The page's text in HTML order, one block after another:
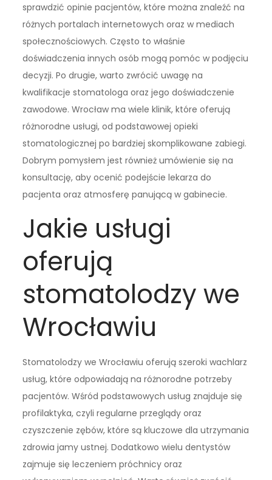
sprawdzić opinie pacjentów, które można znaleźć na
różnych portalach internetowych oraz w mediach
społecznościowych. Często to właśnie
doświadczenia innych osób mogą pomóc w podjęciu
decyzji. Po drugie, warto zwrócić uwagę na
kwalifikacje stomatologa oraz jego doświadczenie
zawodowe. Wrocław ma wiele klinik, które oferują
różnorodne usługi, od podstawowej opieki
stomatologicznej po bardziej skomplikowane zabiegi.
Dobrym pomysłem jest również umówienie się na
konsultację, aby ocenić podejście lekarza do
pacjenta oraz atmosferę panującą w gabinecie.
Jakie usługi
oferują
stomatolodzy we
Wrocławiu
Stomatolodzy we Wrocławiu oferują szeroki wachlarz
usług, które odpowiadają na różnorodne potrzeby
pacjentów. Wśród podstawowych usług znajduje się
profilaktyka, czyli regularne przeglądy oraz
czyszczenie zębów, które są kluczowe dla utrzymania
zdrowia jamy ustnej. Dodatkowo wielu dentystów
zajmuje się leczeniem próchnicy oraz